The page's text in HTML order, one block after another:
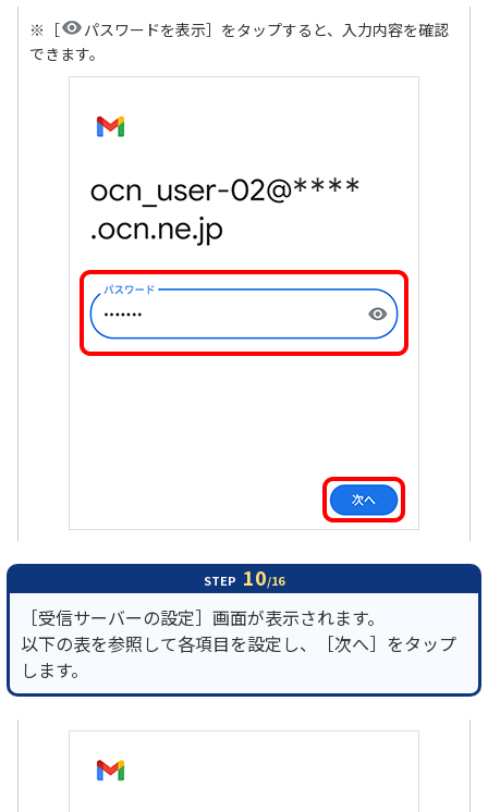
※［
パスワードを表示］をタップすると、入力内容を確認
できます。
STEP 10/16
［受信サーバーの設定］画面が表示されます。
以下の表を参照して各項目を設定し、［次へ］をタップ
します。